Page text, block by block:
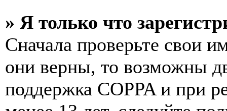
» Я только что
Сначала проверьте свои
они верны, то возможны
поддержка COPPA и при